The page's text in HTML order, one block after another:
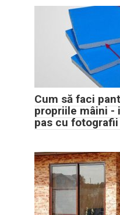
Cum să faci
propriile mâini -
pas cu